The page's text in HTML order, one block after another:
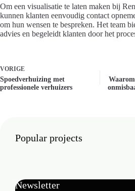
Om een visualisatie te laten maken bij
kunnen klanten eenvoudig contact
om hun wensen te bespreken. Het team
advies en begeleidt klanten door het
VORIGE
Spoedverhuizing met
professionele verhuizers
Popular projects
Newsletter